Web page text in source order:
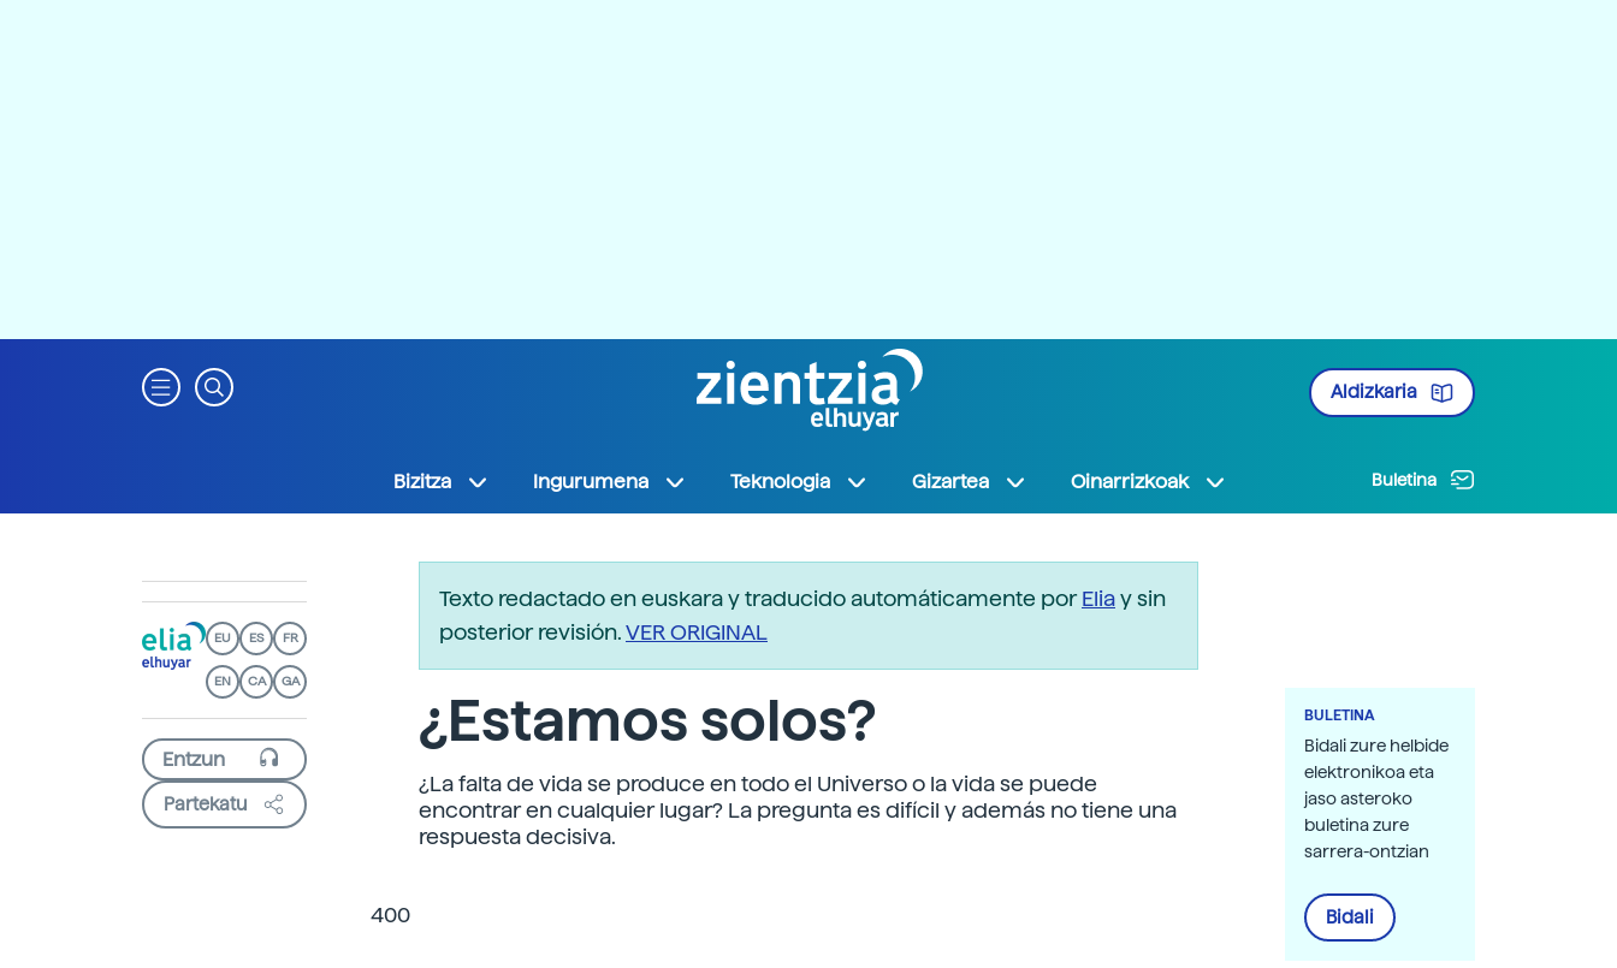
Aldizkaria
Bizitza Ingurumena Teknologia Gizartea Oinarrizkoak Buletina
EU ES FR
EN CA GA
Partekatu
Texto redactado en euskara y traducido automáticamente porEliay sin
posterior revisión.VER ORIGINAL
¿Estamos solos?
¿La falta de vida se produce en todo el Universo o la vida se puede
encontrar en cualquier lugar? La pregunta es difícil y además no tiene una
respuesta decisiva.
400
BULETINA
Bidali zure helbide
elektronikoa eta
jaso asteroko
buletina zure
sarrera-ontzian
Bidali